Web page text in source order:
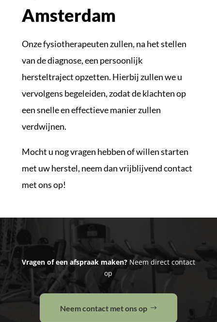
Amsterdam
Onze fysiotherapeuten zullen, na het stellen
van de diagnose, een persoonlijk
hersteltraject opzetten. Hierbij zullen we u
vervolgens begeleiden, zodat de klachten op
een snelle en effectieve manier zullen
verdwijnen.
Mocht u nog vragen hebben of willen starten
met uw herstel, neem dan vrijblijvend contact
met ons op!
Vragen of een afspraak maken?Neem direct contact
op
Neem contact met ons op